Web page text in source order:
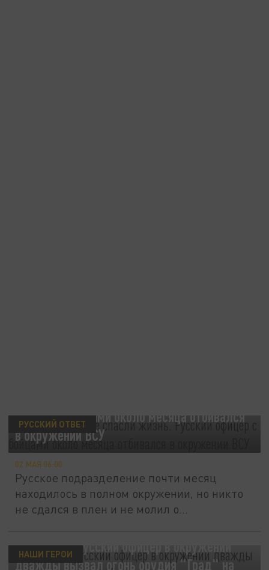
офицер с бойцами около месяца отбивался
в окружении ВСУ
РУССКИЙ ОТВЕТ
02 МАЯ 06:00
Русское подразделение почти месяц
находилось в полном окружении, но никто
не сдался в плен и не молил о...
Настоящий русский офицер в окружении
дважды вызвал огонь орудия "Град" на
НАШИ ГЕРОИ